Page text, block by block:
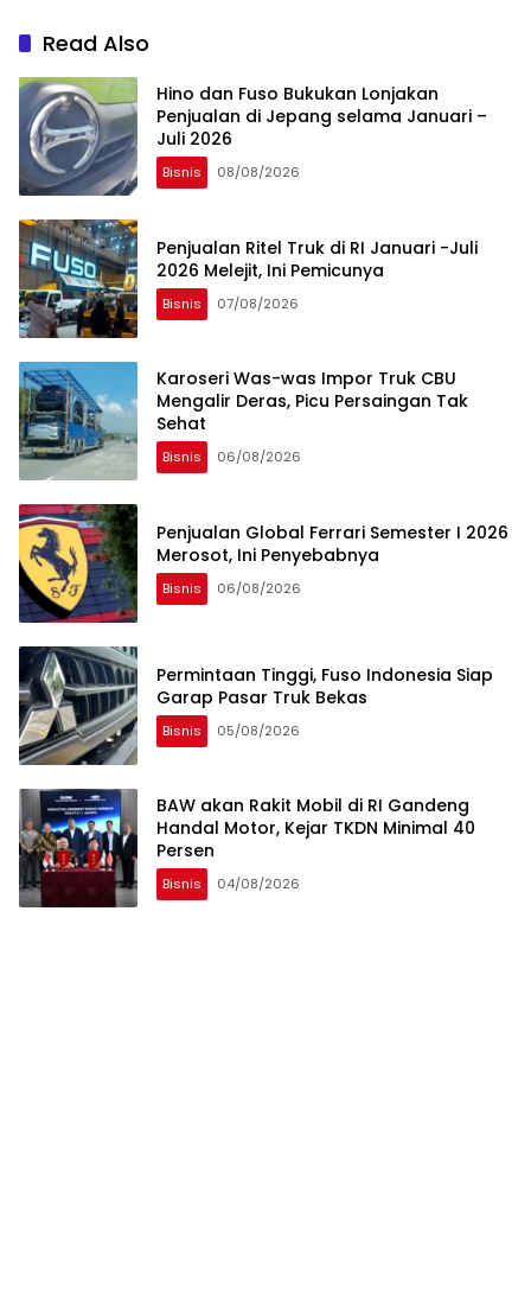
Read Also
Hino dan Fuso Bukukan Lonjakan
Penjualan di Jepang selama Januari –
Juli 2026
Bisnis 08/08/2026
Penjualan Ritel Truk di RI Januari -Juli
2026 Melejit, Ini Pemicunya
Bisnis 07/08/2026
Karoseri Was-was Impor Truk CBU
Mengalir Deras, Picu Persaingan Tak
Sehat
Bisnis 06/08/2026
Penjualan Global Ferrari Semester I 2026
Merosot, Ini Penyebabnya
Bisnis 06/08/2026
Permintaan Tinggi, Fuso Indonesia Siap
Garap Pasar Truk Bekas
Bisnis 05/08/2026
BAW akan Rakit Mobil di RI Gandeng
Handal Motor, Kejar TKDN Minimal 40
Persen
Bisnis 04/08/2026